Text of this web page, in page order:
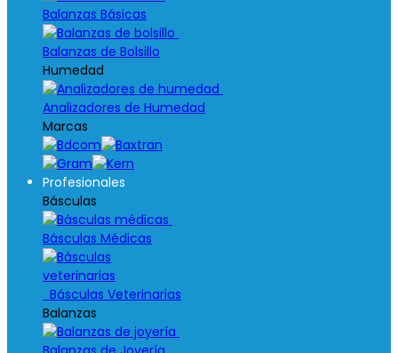
Balanzas Básicas
Balanzas de Bolsillo
Humedad
Analizadores de Humedad
Marcas
Profesionales
Básculas
Básculas Médicas
Básculas Veterinarias
Balanzas